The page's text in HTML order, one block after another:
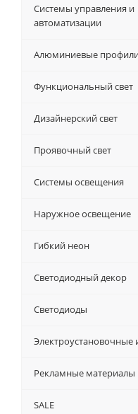
Системы управления и
автоматизации
Алюминиевые
Функциональный свет
Дизайнерский свет
Проявочный свет
Системы освещения
Наружное освещение
Гибкий неон
Светодиодный декор
Светодиоды
Электроустановочные
Рекламные материалы
SALE